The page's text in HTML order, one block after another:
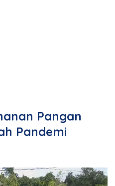
Pangan
Pandemi